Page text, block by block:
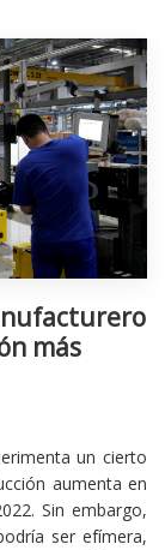
más
un cierto
aumenta en
Sin embargo,
ser efímera,